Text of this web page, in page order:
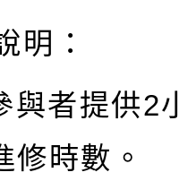
：
與者提供2
修時數。